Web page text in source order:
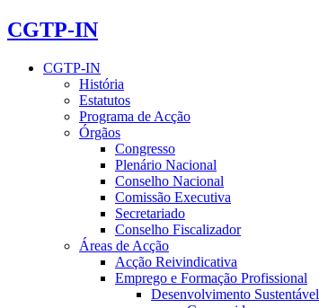
CGTP-IN
CGTP-IN
História
Estatutos
Programa de Acção
Órgãos
Congresso
Plenário Nacional
Conselho Nacional
Comissão Executiva
Secretariado
Conselho Fiscalizador
Áreas de Acção
Acção Reivindicativa
Emprego e Formação Profissional
Desenvolvimento Sustentável